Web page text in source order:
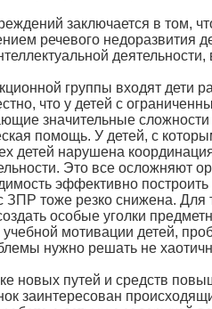
заключается в том,
речевого недоразвития
группы входят дети
что у детей с
значительные
помощь. У детей, с
детей нарушена
Это все осложняют
эффективно
тоже резко снижена. Для
особые уголки
мотивации детей,
нужно решать не
новых путей и средств
заинтересован